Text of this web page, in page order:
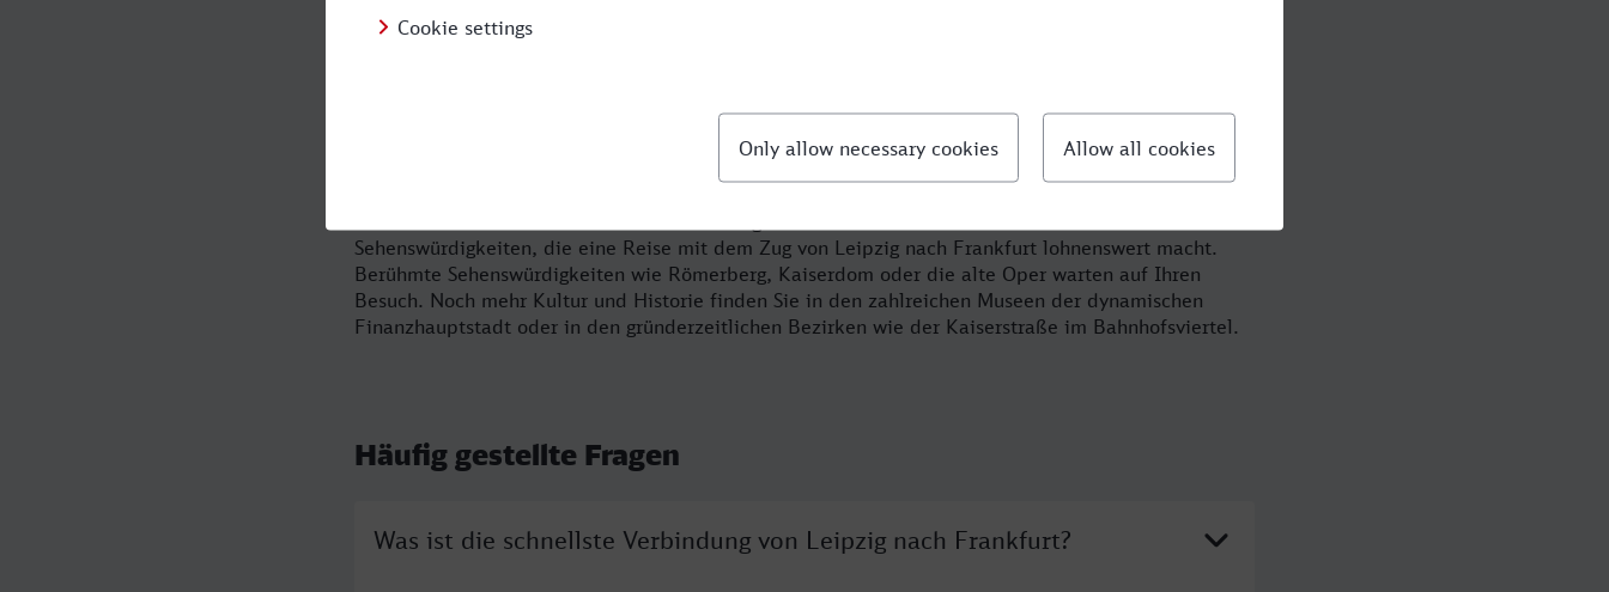
Mit dem Zug von Leipzig nach Frankfurt erreichen Sie die
Frankfurt am Main: die ehemalige Kaiserstadt hat auch heute viel zu bieten. Ob Geschäftsreisender
oder Kulturinteressierter, das Finanz- und Messezentrum zieht jeden in seinen Bann! Nicht nur Ihre
Sehenswürdigkeiten, die eine Reise mit dem Zug von Leipzig nach Frankfurt lohnenswert macht.
Berühmte Sehenswürdigkeiten wie Römerberg, Kaiserdom oder die alte Oper warten auf Ihren
Besuch. Noch mehr Kultur und Historie finden Sie in den zahlreichen Museen der dynamischen
Finanzhauptstadt oder in den gründerzeitlichen Bezirken wie der Kaiserstraße im Bahnhofsviertel.
Häufig gestellte Fragen
Was ist die schnellste Verbindung von Leipzig nach Frankfurt?